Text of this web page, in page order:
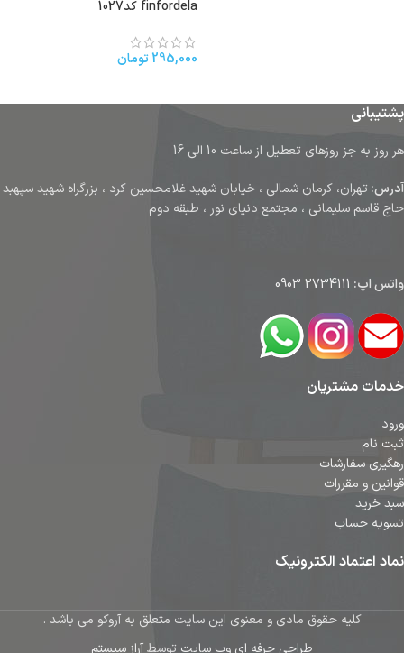
finfordela کد1027
295,000تومان
پشتیبانی
هر روز به جز روزهای تعطیل از ساعت 10 الی 16
آدرس: تهران، کرمان شمالی ، خیابان شهید غلامحسین کرد ، بزرگراه شهید سپهبد
حاج قاسم سلیمانی ، مجتمع دنیای نور ، طبقه دوم
واتس اپ: 2734111 0903
خدمات مشتریان
ورود
ثبت نام
رهگیری سفارشات
قوانین و مقررات
سبد خرید
تسویه حساب
نماد اعتماد الکترونیک
کلیه حقوق مادی و معنوی این سایت متعلق به آروکو می باشد .